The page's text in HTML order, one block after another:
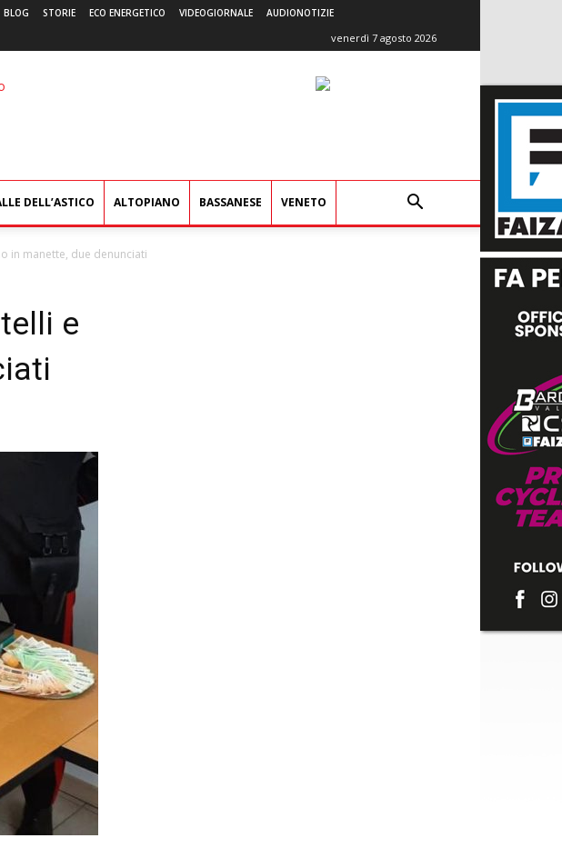
BLOG STORIE ECO ENERGETICO VIDEOGIORNALE AUDIONOTIZIE
venerdì 7 agosto 2026
DELL’ASTICO ALTOPIANO BASSANESE VENETO
in manette, due denunciati
e